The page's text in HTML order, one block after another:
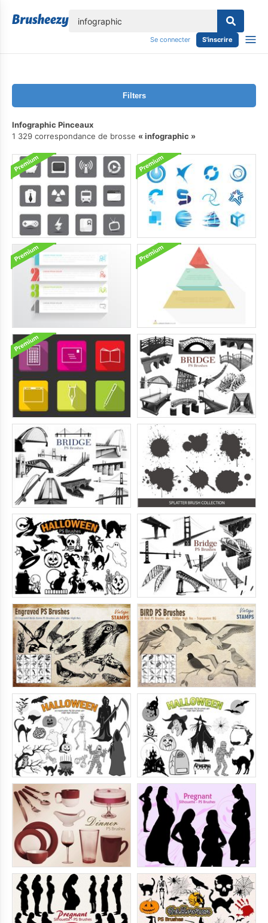
Se connecter S'inscrire
Filters
Infographic Pinceaux
1 329 correspondance de brosse
infographic